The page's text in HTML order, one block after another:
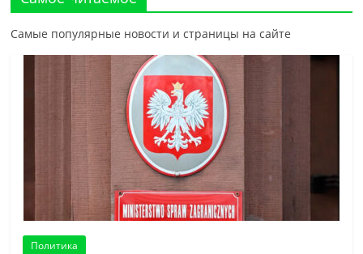
Самые популярные новости и страницы на сайте
Политика